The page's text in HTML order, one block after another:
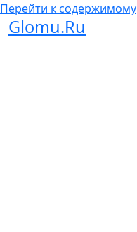
Перейти к содержимому
Glomu.Ru